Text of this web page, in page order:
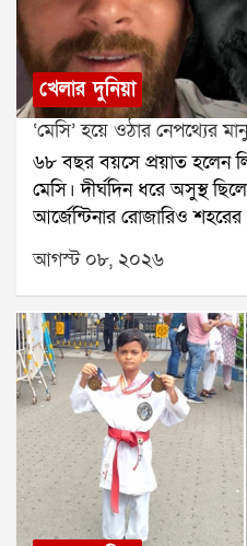
খেলার দুনিয়া
‘মেসি’ হয়ে ওঠার নেপথ্যের
৬৮ বছর বয়সে প্রয়াত হলেন
মেসি। দীর্ঘদিন ধরে অসুস্থ
আর্জেন্টিনার রোজারিও শহরের
মৃত্যু হয়েছে বলে মেসির
হয়েছে। তাঁর মৃত্যুতে শোকের
মহলেজর্জ মেসি শুধু লিওনেল
দীর্ঘদিনের এজেন্ট ও
ফুটবলজীবনের শুরু থেকে তাঁর
প্রতিভার উপর আস্থা রেখে
নিয়ে যাওয়ার ক্ষেত্রে
রোজারিওতেই ছোটবেলায়
মেসির। নিউওয়েলস ওল্ড
প্রতিভা নজর কাড়ে। শারীরিক
চিকিৎসার প্রয়োজন ছিল
আগস্ট ০৮, ২০২৬